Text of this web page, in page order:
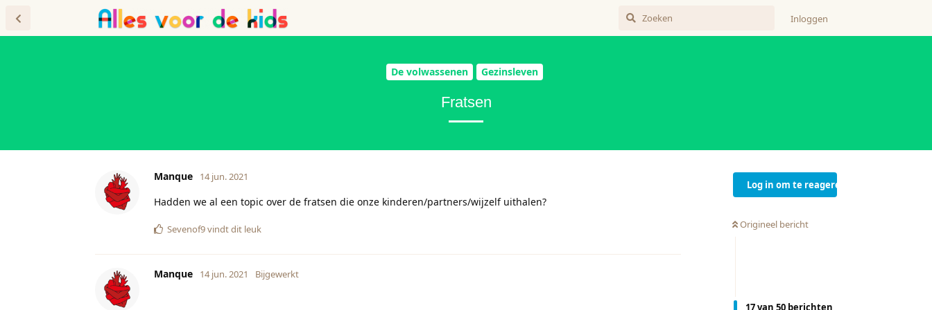
Blog Inloggen
De volwassenen Gezinsleven
Fratsen
Log in om te reageren
Origineel bericht
17van 50 berichten
Manque 14 jun. 2021
Hadden we al een topic over de fratsen die onze kinderen/partners/wijzelf uithalen?
Sevenof9vindt dit leuk
Manque 14 jun. 2021 Bijgewerkt